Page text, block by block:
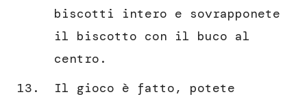
biscotti intero e sovrapponete
il biscotto con il buco al
centro.
Il gioco è fatto, potete